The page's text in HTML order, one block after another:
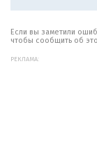
Если вы заметили
чтобы сообщить об
РЕКЛАМА: